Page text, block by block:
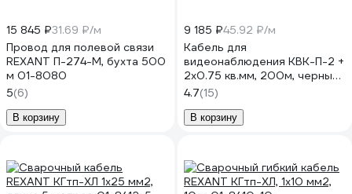
15 845 ₽31.69 ₽/м
Провод для полевой связи
REXANT П-274-М, бухта 500
м 01-8080
5(6)
В корзину
9 185 ₽45.92 ₽/м
Кабель для
видеонаблюдения КВК-П-2 +
2х0.75 кв.мм, 200м, черный
REXANT OUTDOOR 01-4105
4.7(15)
В корзину